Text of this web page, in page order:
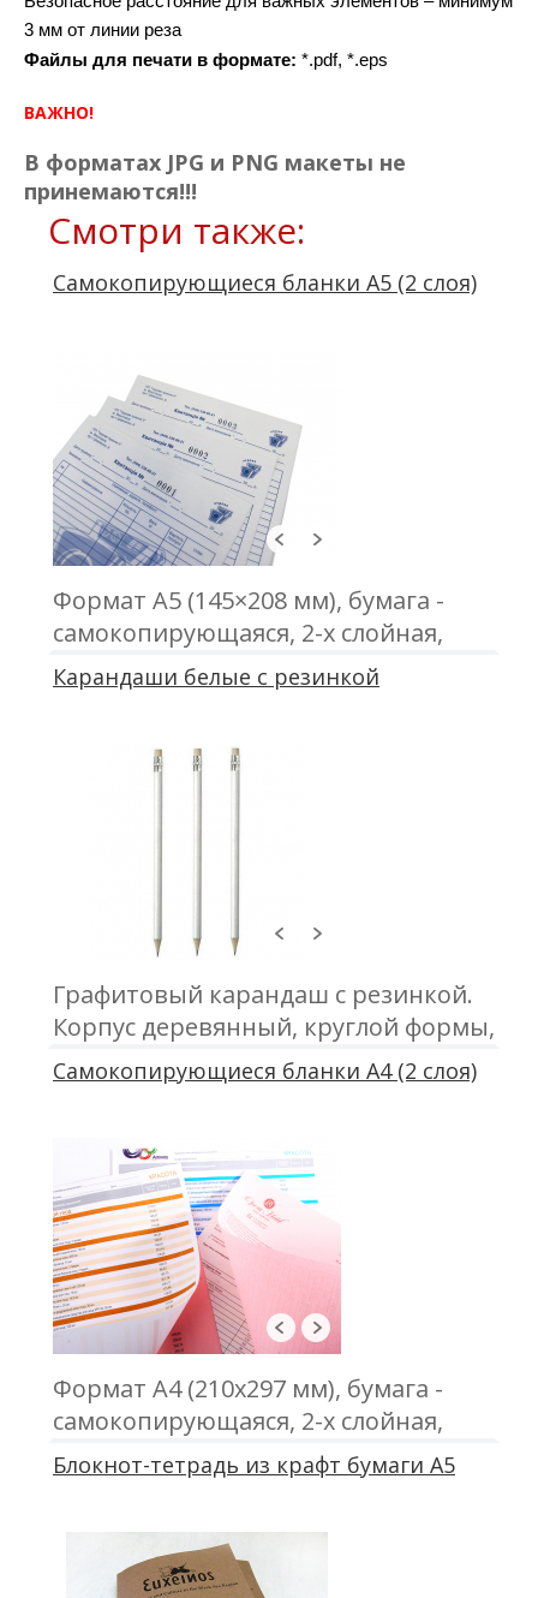
3 мм от линии реза
Файлы для печати в формате: *.pdf, *.eps
ВАЖНО!
В форматах JPG и PNG макеты не
принемаются!!!
Смотри также:
Самокопирующиеся бланки А5 (2 слоя)
Формат А5 (145×208 мм), бумага -
самокопирующаяся, 2-х слойная,
офсетная печать, проклейка
Карандаши белые с резинкой
Графитовый карандаш с резинкой.
Корпус деревянный, круглой формы,
цвет белый. Заточен
Самокопирующиеся бланки А4 (2 слоя)
Формат А4 (210х297 мм), бумага -
самокопирующаяся, 2-х слойная,
офсетная печать, проклейка
Блокнот-тетрадь из крафт бумаги А5